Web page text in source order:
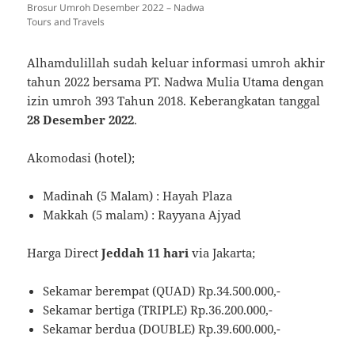
Brosur Umroh Desember 2022 – Nadwa
Tours and Travels
Alhamdulillah sudah keluar informasi umroh akhir
tahun 2022 bersama PT. Nadwa Mulia Utama dengan
izin umroh 393 Tahun 2018. Keberangkatan tanggal
28 Desember 2022.
Akomodasi (hotel);
Madinah (5 Malam) : Hayah Plaza
Makkah (5 malam) : Rayyana Ajyad
Harga DirectJeddah 11 harivia Jakarta;
Sekamar berempat (QUAD) Rp.34.500.000,-
Sekamar bertiga (TRIPLE) Rp.36.200.000,-
Sekamar berdua (DOUBLE) Rp.39.600.000,-